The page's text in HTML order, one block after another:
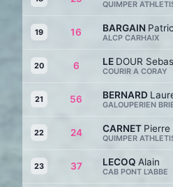
QUIMPER
19 16 BARGAIN
ALCP CARHAIX
20 6 LE DOUR
COURIR A CORAY
21 56 BERNARD
GALOUPERIEN
22 24 CARNET Pierre
QUIMPER
23 37 LECOQ Alain
CAB PONT L'ABBE